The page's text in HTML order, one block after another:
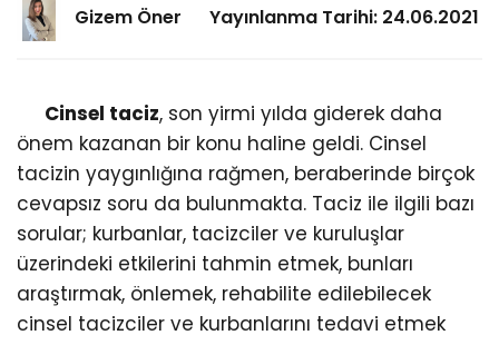
Gizem Öner Yayınlanma Tarihi: 24.06.2021
Cinsel taciz, son yirmi yılda giderek daha
önem kazanan bir konu haline geldi. Cinsel
tacizin yaygınlığına rağmen, beraberinde birçok
cevapsız soru da bulunmakta. Taciz ile ilgili bazı
sorular; kurbanlar, tacizciler ve kuruluşlar
üzerindeki etkilerini tahmin etmek, bunları
araştırmak, önlemek, rehabilite edilebilecek
cinsel tacizciler ve kurbanlarını tedavi etmek